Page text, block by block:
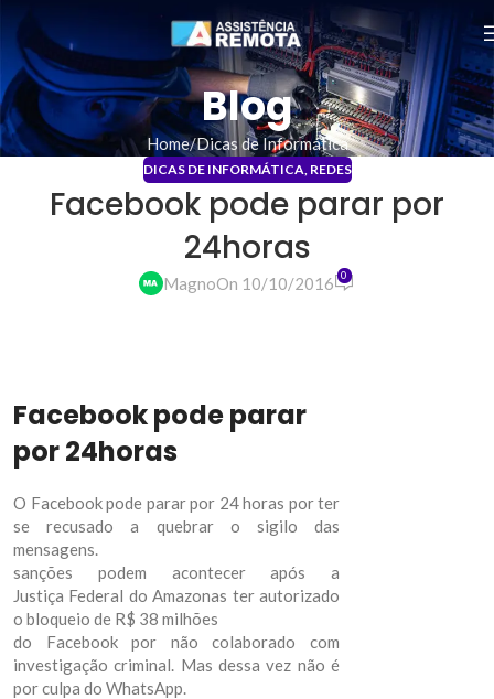
Blog
Home Dicas de Informática
DICAS DE INFORMÁTICA, REDES
Facebook pode parar por
24horas
MagnoOn 10/10/2016 0
Facebook pode parar
por 24horas
O Facebook pode parar por 24 horas por ter
se recusado a quebrar o sigilo das
mensagens.
sanções podem acontecer após a
Justiça Federal do Amazonas ter autorizado
o bloqueio de R$ 38 milhões
do Facebook por não colaborado com
investigação criminal. Mas dessa vez não é
por culpa do WhatsApp.